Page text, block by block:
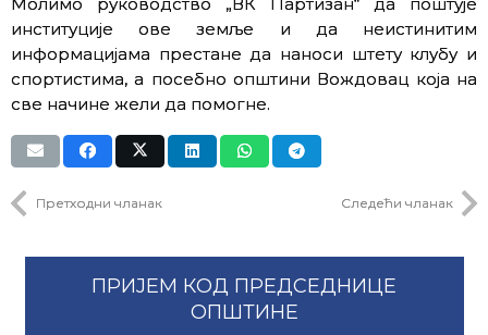
институције ове земље и да неистинитим
информацијама престане да наноси штету клубу и
спортистима, а посебно општини Вождовац која на
све начине жели да помогне.
Претходни чланак Следећи чланак
ПРИЈЕМ КОД ПРЕДСЕДНИЦЕ
ОПШТИНЕ